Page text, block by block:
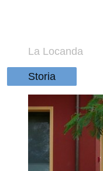
La Locanda
Storia